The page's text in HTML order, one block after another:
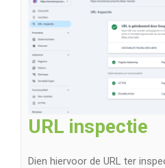
URL inspectie
Dien hiervoor de URL ter